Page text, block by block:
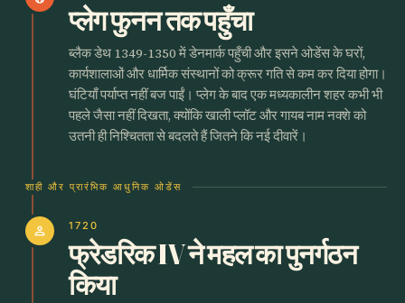
प्लेग फुनन तक पहुँचा
ब्लैक डेथ 1349-1350 में डेनमार्क पहुँची और इसने ओडेंस के घरों,
कार्यशालाओं और धार्मिक संस्थानों को क्रूर गति से कम कर दिया होगा।
घंटियाँ पर्याप्त नहीं बज पाईं। प्लेग के बाद एक मध्यकालीन शहर कभी भी
पहले जैसा नहीं दिखता, क्योंकि खाली प्लॉट और गायब नाम नक्शे को
उतनी ही निश्चितता से बदलते हैं जितने कि नई दीवारें।
शाही और प्रारंभिक आधुनिक ओडेंस
person 1720
फ्रेडरिक IV ने महल का पुनर्गठन
किया